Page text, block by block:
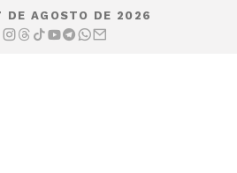
DE AGOSTO DE 2026